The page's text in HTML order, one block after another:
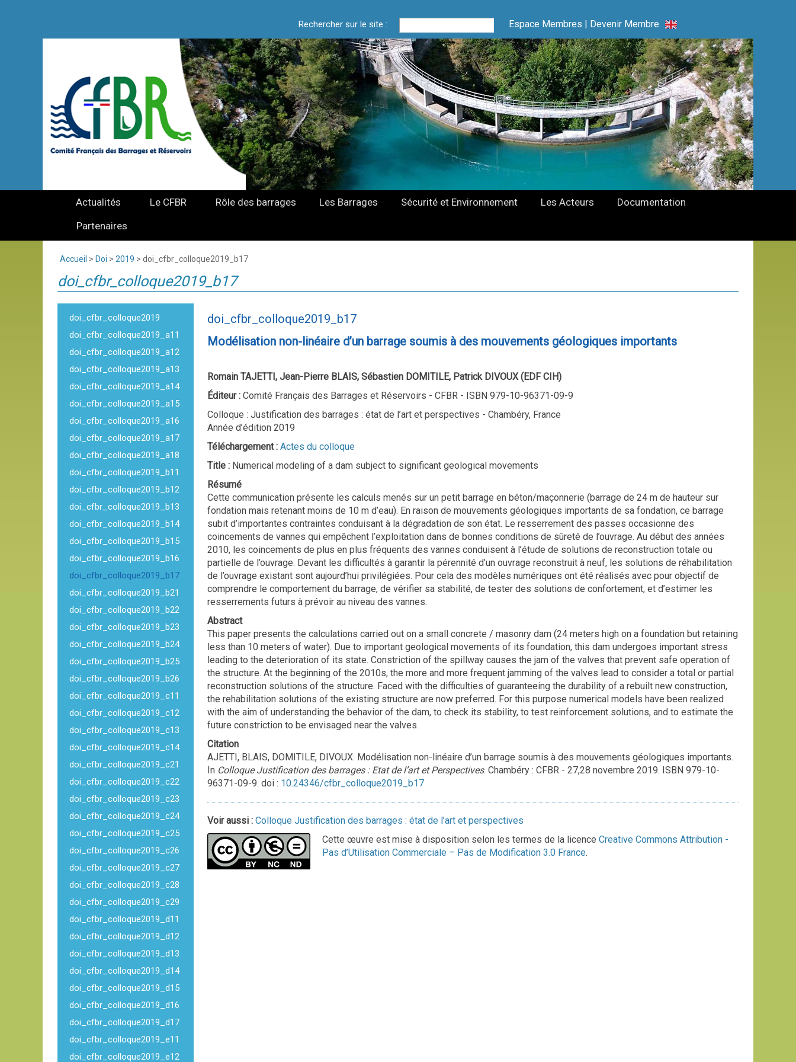
Rechercher sur le site : Espace Membres | Devenir Membre
Actualités Le CFBR Rôle des barrages Les Barrages Sécurité et Environnement Les Acteurs
Documentation
Partenaires
Accueil > Doi > 2019 > doi_cfbr_colloque2019_b17
doi_cfbr_colloque2019_b17
doi_cfbr_colloque2019
doi_cfbr_colloque2019_a11
doi_cfbr_colloque2019_a12
doi_cfbr_colloque2019_a13
doi_cfbr_colloque2019_a14
doi_cfbr_colloque2019_a15
doi_cfbr_colloque2019_a16
doi_cfbr_colloque2019_a17
doi_cfbr_colloque2019_a18
doi_cfbr_colloque2019_b11
doi_cfbr_colloque2019_b12
doi_cfbr_colloque2019_b13
doi_cfbr_colloque2019_b14
doi_cfbr_colloque2019_b15
doi_cfbr_colloque2019_b16
doi_cfbr_colloque2019_b17
doi_cfbr_colloque2019_b21
doi_cfbr_colloque2019_b22
doi_cfbr_colloque2019_b23
doi_cfbr_colloque2019_b24
doi_cfbr_colloque2019_b25
doi_cfbr_colloque2019_b26
doi_cfbr_colloque2019_c11
doi_cfbr_colloque2019_c12
doi_cfbr_colloque2019_c13
doi_cfbr_colloque2019_c14
doi_cfbr_colloque2019_c21
doi_cfbr_colloque2019_c22
doi_cfbr_colloque2019_c23
doi_cfbr_colloque2019_c24
doi_cfbr_colloque2019_c25
doi_cfbr_colloque2019_c26
doi_cfbr_colloque2019_c27
doi_cfbr_colloque2019_c28
doi_cfbr_colloque2019_c29
doi_cfbr_colloque2019_d11
doi_cfbr_colloque2019_d12
doi_cfbr_colloque2019_d13
doi_cfbr_colloque2019_d14
doi_cfbr_colloque2019_d15
doi_cfbr_colloque2019_d16
doi_cfbr_colloque2019_d17
doi_cfbr_colloque2019_e11
doi_cfbr_colloque2019_e12
doi_cfbr_colloque2019_b17
Modélisation non-linéaire d’un barrage soumis à des mouvements géologiques importants
Romain TAJETTI, Jean-Pierre BLAIS, Sébastien DOMITILE, Patrick DIVOUX (EDF CIH)
Éditeur : Comité Français des Barrages et Réservoirs - CFBR - ISBN 979-10-96371-09-9
Colloque : Justification des barrages : état de l’art et perspectives - Chambéry, France
Année d’édition 2019
Téléchargement : Actes du colloque
Title : Numerical modeling of a dam subject to significant geological movements
Résumé
Cette communication présente les calculs menés sur un petit barrage en béton/maçonnerie (barrage de 24 m de hauteur sur
fondation mais retenant moins de 10 m d’eau). En raison de mouvements géologiques importants de sa fondation, ce barrage
subit d’importantes contraintes conduisant à la dégradation de son état. Le resserrement des passes occasionne des
coincements de vannes qui empêchent l’exploitation dans de bonnes conditions de sûreté de l’ouvrage. Au début des années
2010, les coincements de plus en plus fréquents des vannes conduisent à l’étude de solutions de reconstruction totale ou
partielle de l’ouvrage. Devant les difficultés à garantir la pérennité d’un ouvrage reconstruit à neuf, les solutions de réhabilitation
de l’ouvrage existant sont aujourd’hui privilégiées. Pour cela des modèles numériques ont été réalisés avec pour objectif de
comprendre le comportement du barrage, de vérifier sa stabilité, de tester des solutions de confortement, et d’estimer les
resserrements futurs à prévoir au niveau des vannes.
Abstract
This paper presents the calculations carried out on a small concrete / masonry dam (24 meters high on a foundation but retaining
less than 10 meters of water). Due to important geological movements of its foundation, this dam undergoes important stress
leading to the deterioration of its state. Constriction of the spillway causes the jam of the valves that prevent safe operation of
the structure. At the beginning of the 2010s, the more and more frequent jamming of the valves lead to consider a total or partial
reconstruction solutions of the structure. Faced with the difficulties of guaranteeing the durability of a rebuilt new construction,
the rehabilitation solutions of the existing structure are now preferred. For this purpose numerical models have been realized
with the aim of understanding the behavior of the dam, to check its stability, to test reinforcement solutions, and to estimate the
future constriction to be envisaged near the valves.
Citation
AJETTI, BLAIS, DOMITILE, DIVOUX. Modélisation non-linéaire d’un barrage soumis à des mouvements géologiques importants.
In Colloque Justification des barrages : Etat de l’art et Perspectives. Chambéry : CFBR - 27,28 novembre 2019. ISBN 979-10-
96371-09-9. doi : 10.24346/cfbr_colloque2019_b17
Voir aussi : Colloque Justification des barrages : état de l’art et perspectives
Cette œuvre est mise à disposition selon les termes de la licence Creative Commons Attribution -
Pas d’Utilisation Commerciale – Pas de Modification 3.0 France.